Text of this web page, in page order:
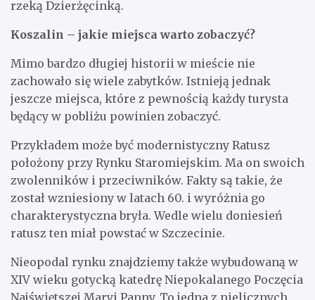
rzeką Dzierżęcinką.
Koszalin – jakie miejsca warto zobaczyć?
Mimo bardzo długiej historii w mieście nie
zachowało się wiele zabytków. Istnieją jednak
jeszcze miejsca, które z pewnością każdy turysta
będący w pobliżu powinien zobaczyć.
Przykładem może być modernistyczny Ratusz
położony przy Rynku Staromiejskim. Ma on swoich
zwolenników i przeciwników. Fakty są takie, że
został wzniesiony w latach 60. i wyróżnia go
charakterystyczna bryła. Wedle wielu doniesień
ratusz ten miał powstać w Szczecinie.
Nieopodal rynku znajdziemy także wybudowaną w
XIV wieku gotycką katedrę Niepokalanego Poczęcia
Najświętszej Maryi Panny. To jedna z nielicznych